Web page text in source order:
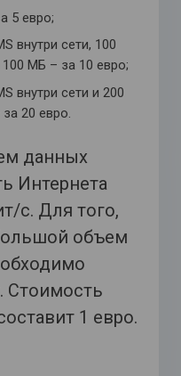
5 евро;
внутри сети, 100
100 МБ – за 10 евро;
внутри сети и 200
20 евро.
данных
Интернета
с. Для того,
объем
Стоимость
1 евро.